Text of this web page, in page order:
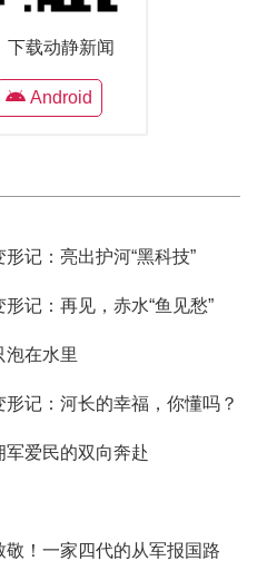
下载动静新闻
Android
记：亮出护河“黑科技”
记：再见，赤水“鱼见愁”
泡在水里
记：河长的幸福，你懂吗？
军爱民的双向奔赴
！一家四代的从军报国路